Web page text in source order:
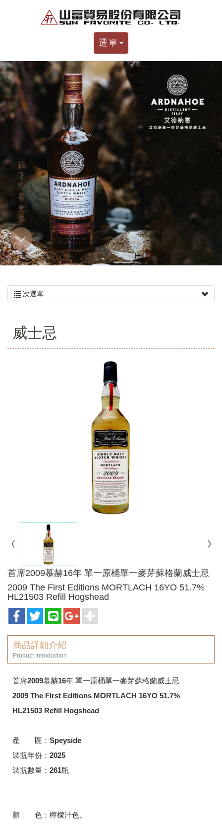
選單
往
下
滑
看
更
多
次選單
威士忌
首席2009慕赫16年 單一原桶單一麥芽蘇格蘭威士忌
2009 The First Editions MORTLACH 16YO 51.7%
HL21503 Refill Hogshead
商品詳細介紹
Product Introduction
首席2009慕赫16年 單一原桶單一麥芽蘇格蘭威士忌
2009 The First Editions MORTLACH 16YO 51.7%
HL21503 Refill Hogshead
產 區：Speyside
裝瓶年份：2025
裝瓶數量：261瓶
顏 色：檸檬汁色。